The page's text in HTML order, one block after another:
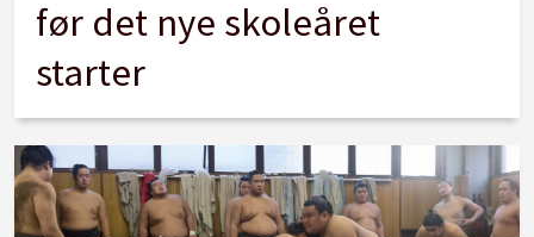
før det nye skoleåret
starter